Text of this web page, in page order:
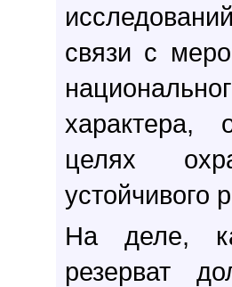
связи с
характера,
целях
устойчивого
На деле,
резерват